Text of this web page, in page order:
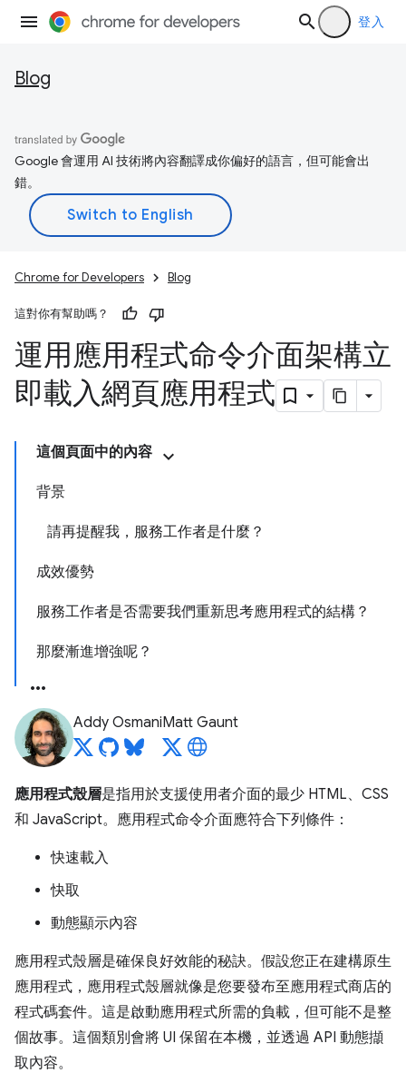
登入
Blog
Google 會運用 AI 技術將內容翻譯成你偏好的語言，但可能會出
錯。
Chrome for Developers Blog
這對你有幫助嗎？
運用應用程式命令介面架構立
即載入網頁應用程式
這個頁面中的內容
背景
請再提醒我，服務工作者是什麼？
成效優勢
服務工作者是否需要我們重新思考應用程式的結構？
那麼漸進增強呢？
Addy OsmaniMatt Gaunt
應用程式殼層是指用於支援使用者介面的最少 HTML、CSS
和 JavaScript。應用程式命令介面應符合下列條件：
快速載入
快取
動態顯示內容
應用程式殼層是確保良好效能的秘訣。假設您正在建構原生
應用程式，應用程式殼層就像是您要發布至應用程式商店的
程式碼套件。這是啟動應用程式所需的負載，但可能不是整
個故事。這個類別會將 UI 保留在本機，並透過 API 動態擷
取內容。